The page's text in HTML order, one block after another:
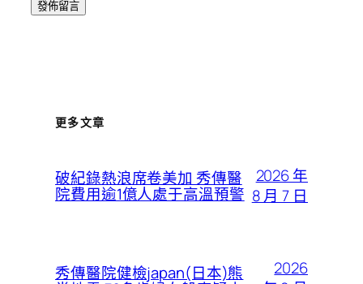
更多文章
破紀錄熱浪席卷美加 秀傳醫
院費用逾1億人處于高溫預警
2026 年
8 月 7 日
秀傳醫院健檢japan(日本)熊
2026